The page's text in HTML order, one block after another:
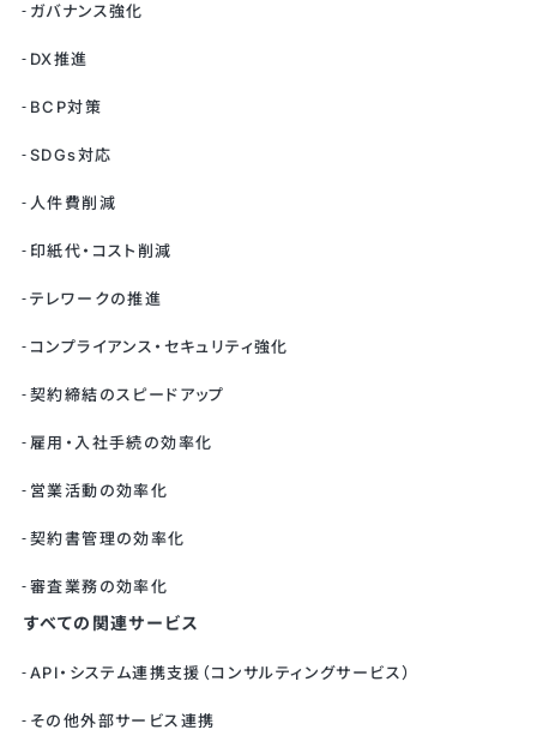
ガバナンス強化
DX推進
BCP対策
SDGs対応
人件費削減
印紙代・コスト削減
テレワークの推進
コンプライアンス・セキュリティ強化
契約締結のスピードアップ
雇用・入社手続の効率化
営業活動の効率化
契約書管理の効率化
審査業務の効率化
すべての関連サービス
API・システム連携支援（コンサルティングサービス）
その他外部サービス連携